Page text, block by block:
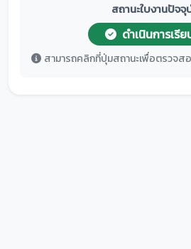
สถานะใบงานปัจจุ
ดำเนินการเรี
สามารถคลิกที่ปุ่มสถานะเพื่อตรวจส